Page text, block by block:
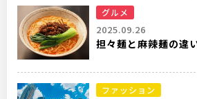
グルメ
2025.09.26
担々麺と麻辣麺の違
ファッション